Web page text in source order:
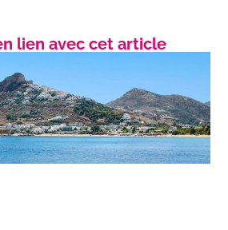
lien avec cet article